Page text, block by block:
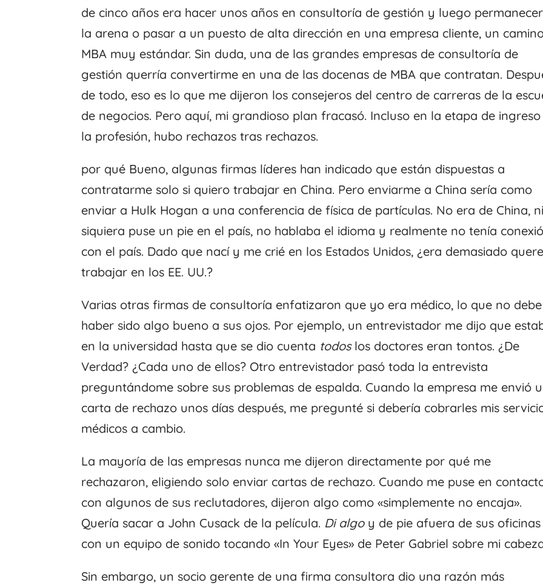
de cinco años era hacer unos años en consultoría de gestión y luego
la arena o pasar a un puesto de alta dirección en una empresa cliente, un
MBA muy estándar. Sin duda, una de las grandes empresas de consultoría de
gestión querría convertirme en una de las docenas de MBA que contratan.
de todo, eso es lo que me dijeron los consejeros del centro de carreras de la
de negocios. Pero aquí, mi grandioso plan fracasó. Incluso en la etapa de ingreso
la profesión, hubo rechazos tras rechazos.
por qué Bueno, algunas firmas líderes han indicado que están dispuestas a
contratarme solo si quiero trabajar en China. Pero enviarme a China sería como
enviar a Hulk Hogan a una conferencia de física de partículas. No era de China, ni
siquiera puse un pie en el país, no hablaba el idioma y realmente no tenía
con el país. Dado que nací y me crié en los Estados Unidos, ¿era demasiado
trabajar en los EE. UU.?
Varias otras firmas de consultoría enfatizaron que yo era médico, lo que no debe
haber sido algo bueno a sus ojos. Por ejemplo, un entrevistador me dijo que
en la universidad hasta que se dio cuenta todoslos doctores eran tontos. ¿De
Verdad? ¿Cada uno de ellos? Otro entrevistador pasó toda la entrevista
preguntándome sobre sus problemas de espalda. Cuando la empresa me envió
carta de rechazo unos días después, me pregunté si debería cobrarles mis
médicos a cambio.
La mayoría de las empresas nunca me dijeron directamente por qué me
rechazaron, eligiendo solo enviar cartas de rechazo. Cuando me puse en
con algunos de sus reclutadores, dijeron algo como «simplemente no encaja».
Quería sacar a John Cusack de la película. Di algo y de pie afuera de sus oficinas
con un equipo de sonido tocando «In Your Eyes» de Peter Gabriel sobre mi
Sin embargo, un socio gerente de una firma consultora dio una razón más